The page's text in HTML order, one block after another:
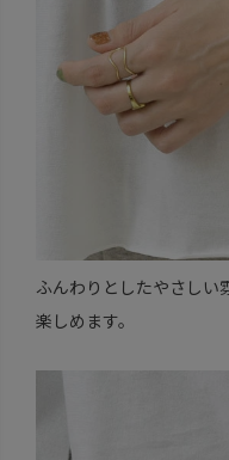
ふんわりとしたやさしい
楽しめます。